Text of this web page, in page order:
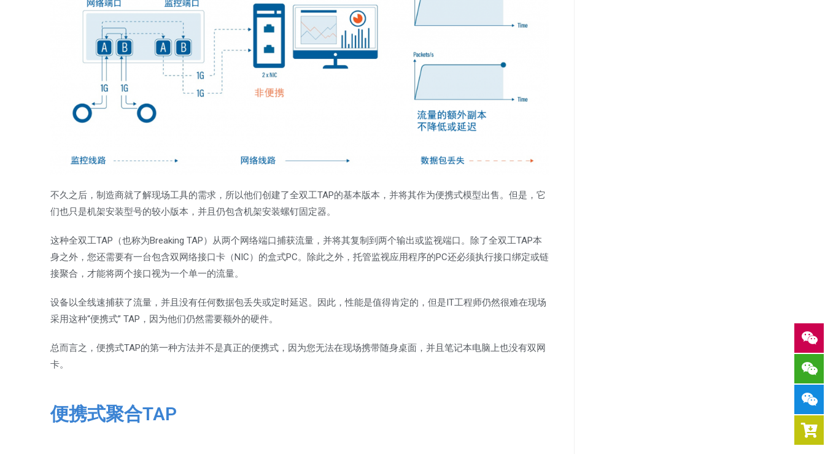
不久之后，制造商就了解现场工具的需求，所以他们创建了全双工TAP的基本版本，并将其作为便携式模型出售。但是，它
们也只是机架安装型号的较小版本，并且仍包含机架安装螺钉固定器。
这种全双工TAP（也称为Breaking TAP）从两个网络端口捕获流量，并将其复制到两个输出或监视端口。除了全双工TAP本
身之外，您还需要有一台包含双网络接口卡（NIC）的盒式PC。除此之外，托管监视应用程序的PC还必须执行接口绑定或链
接聚合，才能将两个接口视为一个单一的流量。
设备以全线速捕获了流量，并且没有任何数据包丢失或定时延迟。因此，性能是值得肯定的，但是IT工程师仍然很难在现场
采用这种“便携式” TAP，因为他们仍然需要额外的硬件。
总而言之，便携式TAP的第一种方法并不是真正的便携式，因为您无法在现场携带随身桌面，并且笔记本电脑上也没有双网
卡。
便携式聚合TAP